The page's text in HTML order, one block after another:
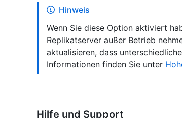
Hinweis
Wenn Sie diese Option aktiviert
Replikatserver außer Betrieb
aktualisieren, dass
Informationen finden Sie unter
Hilfe und Support